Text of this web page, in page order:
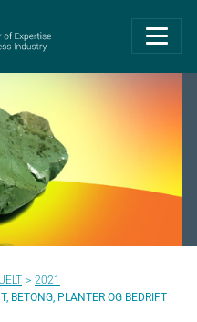
Eyde-Cluster |
2021
BETONG, PLANTER OG BEDRIFT